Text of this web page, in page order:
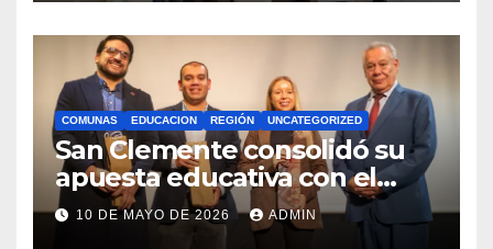
COMUNAS EDUCACION REGIÓN UNCATEGORIZED
San Clemente consolidó su
apuesta educativa con el
lanzamiento del
Preuniversitario Brotes 2026
10 DE MAYO DE 2026 ADMIN